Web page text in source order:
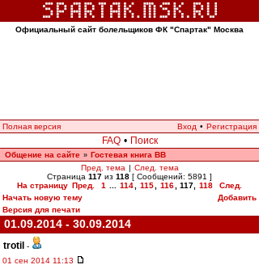
Официальный сайт болельщиков ФК "Спартак" Москва
Полная версия Вход • Регистрация
FAQ • Поиск
Общение на сайте » Гостевая книга ВВ
Пред. тема | След. тема
Страница 117 из 118 [ Сообщений: 5891 ]
На страницу Пред. 1 114 115 116 117 118
След.
Начать новую тему
Добавить
Версия для печати
01.09.2014 - 30.09.2014
trotil -
01 сен 2014 11:13